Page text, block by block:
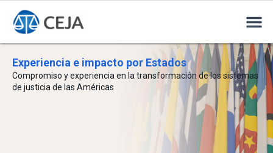
Experiencia e impacto por Estados
Compromiso y experiencia en la transformación de los sistemas
de justicia de las Américas